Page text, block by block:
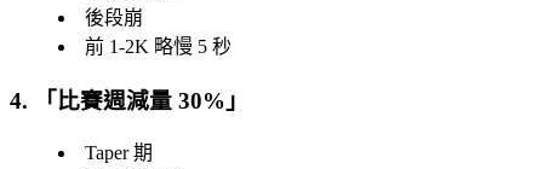
後段崩
前 1-2K 略慢 5 秒
4. 「比賽週減量 30% 」
Taper 期